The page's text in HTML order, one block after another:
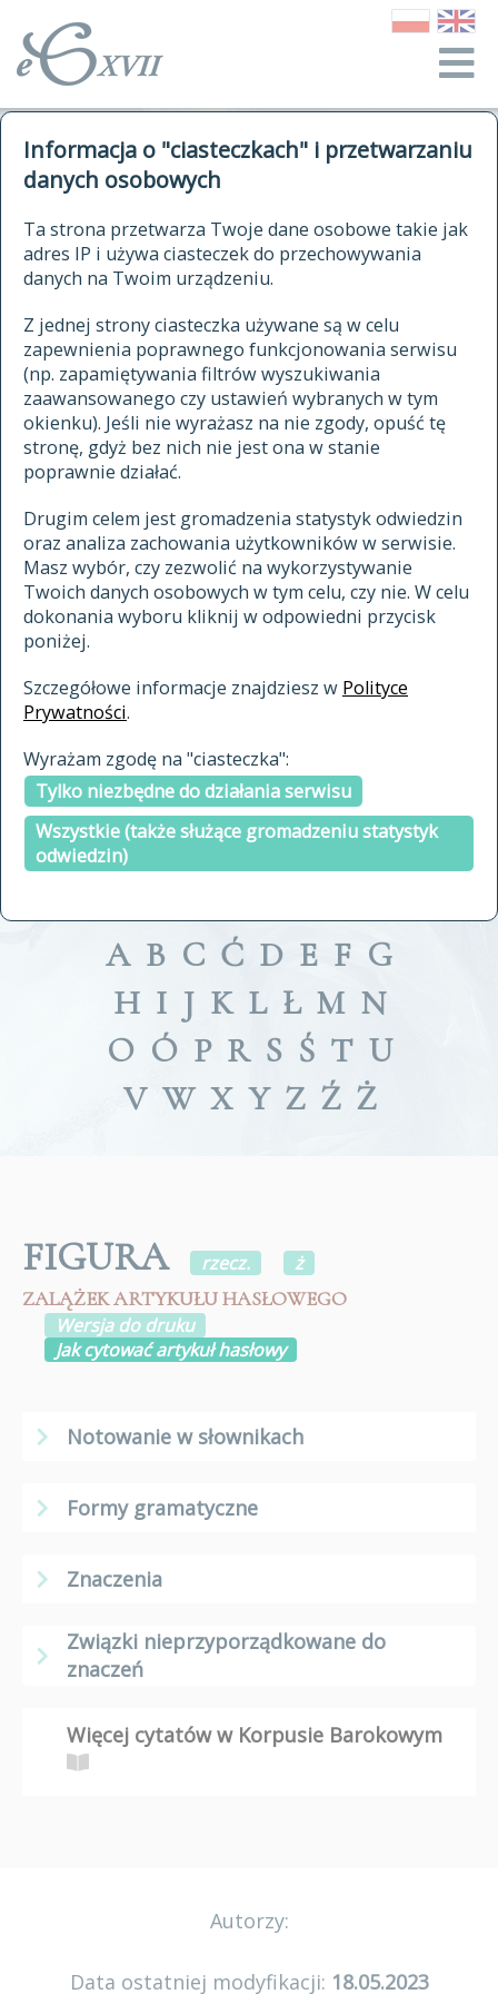
Informacja o "ciasteczkach" i przetwarzaniu
danych osobowych
Ta strona przetwarza Twoje dane osobowe takie jak
adres IP i używa ciasteczek do przechowywania
danych na Twoim urządzeniu.
Z jednej strony ciasteczka używane są w celu
zapewnienia poprawnego funkcjonowania serwisu
(np. zapamiętywania filtrów wyszukiwania
zaawansowanego czy ustawień wybranych w tym
okienku). Jeśli nie wyrażasz na nie zgody, opuść tę
stronę, gdyż bez nich nie jest ona w stanie
poprawnie działać.
Drugim celem jest gromadzenia statystyk odwiedzin
oraz analiza zachowania użytkowników w serwisie.
Masz wybór, czy zezwolić na wykorzystywanie
Twoich danych osobowych w tym celu, czy nie. W celu
dokonania wyboru kliknij w odpowiedni przycisk
poniżej.
Szczegółowe informacje znajdziesz w Polityce
Prywatności.
Wyrażam zgodę na "ciasteczka":
Tylko niezbędne do działania serwisu
Wszystkie (także służące gromadzeniu statystyk
odwiedzin)
autorzy Słownika
historia
publikacje
źródła
autorzy tekstów źródłowych
zasady opracowania
statystyki
najnowsze hasła
ostatnio zmodyfikowane hasła
materiały archiwalne
cytowanie
kontakt
kwerendy
jak cytować Słownik
ELEKTRONICZNY SŁOWNIK
JĘZYKA POLSKIEGO
XVII I XVIII WIEKU
znajdź hasła
zaczynające się od
indeksie
a fronte
a tergo
A B C Ć D E F G
H I J K L Ł M N
O Ó P R S Ś T U
V W X Y Z Ź Ż
FIGURA rzecz.
ż
ZALĄŻEK ARTYKUŁU HASŁOWEGO
Wersja do druku
Jak cytować artykuł hasłowy
Notowanie w słownikach
Formy gramatyczne
Znaczenia
Związki nieprzyporządkowane do
znaczeń
Więcej cytatów w Korpusie Barokowym
Autorzy:
Data ostatniej modyfikacji: 18.05.2023